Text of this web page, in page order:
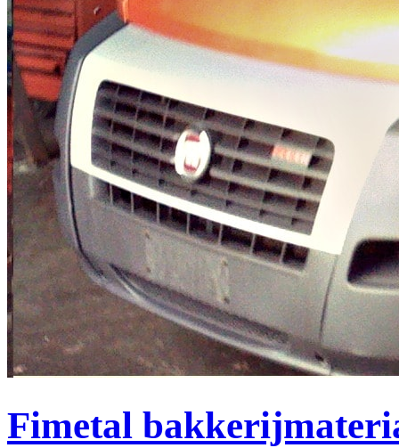
Fimetal